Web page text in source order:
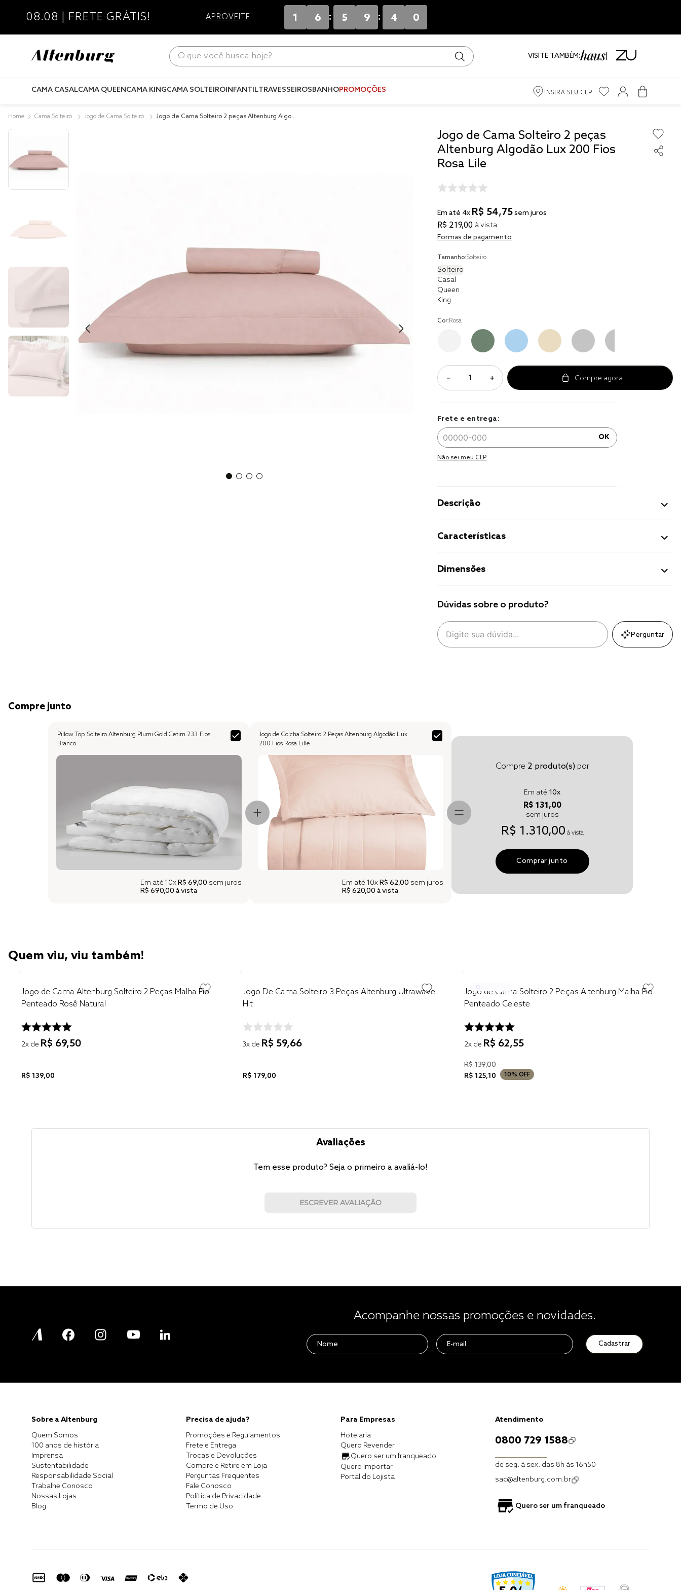
08.08 | FRETE GRÁTIS! APROVEITE 1 6 : 5 9 : 3 9
O que você busca hoje?
VISITE TAMBÉM:
CAMA CASALCAMA QUEENCAMA KINGCAMA SOLTEIROINFANTILTRAVESSEIROSBANHOPROMOÇÕES INSIRA SEU CEP
Cama Solteiro Jogo de Cama Solteiro
Jogo de Cama Solteiro 2 peças Altenburg Algod
Jogo de Cama Solteiro 2 peças
Altenburg Algodão Lux 200 Fios
Rosa Lile
Em até 4x R$ 54,75sem juros
R$ 219,00 à vista
Formas de pagamento
Tamanho:Solteiro
Solteiro
Casal
Queen
King
Cor:Rosa
＋
－
Frete e entrega:
OK
Não sei meu CEP.
Descrição
Características
Dimensões
Dúvidas sobre o produto?
Perguntar
Compre junto
Pillow Top Solteiro Altenburg Plumi Gold Cetim 233 Fios
Branco
Em até 10xR$ 69,00 sem juros
R$ 690,00 à vista
Jogo de Colcha Solteiro 2 Peças Altenburg Algodão Lux
200 Fios Rosa Lille
Em até 10xR$ 62,00 sem juros
R$ 620,00 à vista
Compre 2 produto(s)por
Em até 10x
R$ 131,00
sem juros
R$ 1.310,00 à vista
Comprar junto
Quem viu, viu também!
Jogo de Cama Altenburg Solteiro 2 Peças Malha Fio
Penteado Rosê Natural
2x de R$ 69,50
R$ 139,00
Jogo De Cama Solteiro 3 Peças Altenburg Ultrawave
Hit
3x de R$ 59,66
R$ 179,00
Jogo de Cama Solteiro 2 Peças Altenburg Malha Fio
Penteado Celeste
2x de R$ 62,55
R$139,00
R$ 125,10 10% OFF
Avaliações
Tem esse produto? Seja o primeiro a avaliá-lo!
ESCREVER AVALIAÇÃO
Acompanhe nossas promoções e novidades.
Cadastrar
Sobre a Altenburg
Quem Somos
100 anos de história
Imprensa
Sustentabilidade
Responsabilidade Social
Trabalhe Conosco
Nossas Lojas
Blog
Precisa de ajuda?
Promoções e Regulamentos
Frete e Entrega
Trocas e Devoluções
Compre e Retire em Loja
Perguntas Frequentes
Fale Conosco
Política de Privacidade
Termo de Uso
Para Empresas
Hotelaria
Quero Revender
Quero ser um franqueado
Quero Importar
Portal do Lojista
Atendimento
0800 729 1588
de seg. à sex. das 8h às 16h50
sac@altenburg.com.br
Quero ser um franqueado
fronha
jogos cama
tencel
cobre leito
jogo cama
casal